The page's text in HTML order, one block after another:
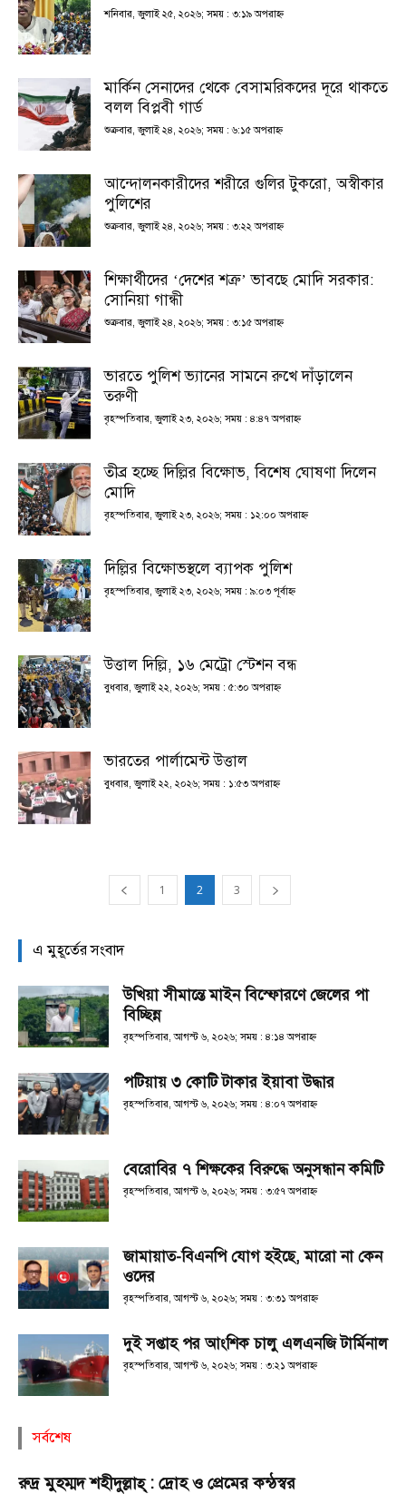
শনিবার, জুলাই ২৫, ২০২৬; সময় : ৩:১৯ অপরাহ্ণ
মার্কিন সেনাদের থেকে বেসামরিকদের দূরে থাকতে
বলল বিপ্লবী গার্ড
শুক্রবার, জুলাই ২৪, ২০২৬; সময় : ৬:১৫ অপরাহ্ণ
আন্দোলনকারীদের শরীরে গুলির টুকরো, অস্বীকার
পুলিশের
শুক্রবার, জুলাই ২৪, ২০২৬; সময় : ৩:২২ অপরাহ্ণ
শিক্ষার্থীদের ‘দেশের শত্রু’ ভাবছে মোদি সরকার:
সোনিয়া গান্ধী
শুক্রবার, জুলাই ২৪, ২০২৬; সময় : ৩:১৫ অপরাহ্ণ
ভারতে পুলিশ ভ্যানের সামনে রুখে দাঁড়ালেন
তরুণী
বৃহস্পতিবার, জুলাই ২৩, ২০২৬; সময় : ৪:৪৭ অপরাহ্ণ
তীব্র হচ্ছে দিল্লির বিক্ষোভ, বিশেষ ঘোষণা দিলেন
মোদি
বৃহস্পতিবার, জুলাই ২৩, ২০২৬; সময় : ১২:০০ অপরাহ্ণ
দিল্লির বিক্ষোভস্থলে ব্যাপক পুলিশ
বৃহস্পতিবার, জুলাই ২৩, ২০২৬; সময় : ৯:০৩ পূর্বাহ্ণ
উত্তাল দিল্লি, ১৬ মেট্রো স্টেশন বন্ধ
বুধবার, জুলাই ২২, ২০২৬; সময় : ৫:৩০ অপরাহ্ণ
ভারতের পার্লামেন্ট উত্তাল
বুধবার, জুলাই ২২, ২০২৬; সময় : ১:৫৩ অপরাহ্ণ
1 2 3
এ মুহূর্তের সংবাদ
উখিয়া সীমান্তে মাইন বিস্ফোরণে জেলের পা
বিচ্ছিন্ন
বৃহস্পতিবার, আগস্ট ৬, ২০২৬; সময় : ৪:১৪ অপরাহ্ণ
পটিয়ায় ৩ কোটি টাকার ইয়াবা উদ্ধার
বৃহস্পতিবার, আগস্ট ৬, ২০২৬; সময় : ৪:০৭ অপরাহ্ণ
বেরোবির ৭ শিক্ষকের বিরুদ্ধে অনুসন্ধান কমিটি
বৃহস্পতিবার, আগস্ট ৬, ২০২৬; সময় : ৩:৫৭ অপরাহ্ণ
জামায়াত-বিএনপি যোগ হইছে, মারো না কেন
ওদের
বৃহস্পতিবার, আগস্ট ৬, ২০২৬; সময় : ৩:৩১ অপরাহ্ণ
দুই সপ্তাহ পর আংশিক চালু এলএনজি টার্মিনাল
বৃহস্পতিবার, আগস্ট ৬, ২০২৬; সময় : ৩:২১ অপরাহ্ণ
সর্বশেষ
রুদ্র মুহম্মদ শহীদুল্লাহ্ : দ্রোহ ও প্রেমের কন্ঠস্বর